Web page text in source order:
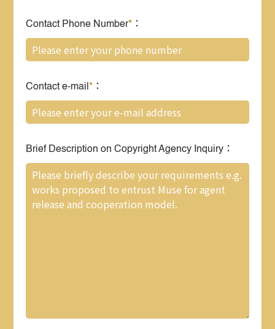
Contact Phone Number* ：
Contact e-mail* ：
Brief Description on Copyright Agency Inquiry：